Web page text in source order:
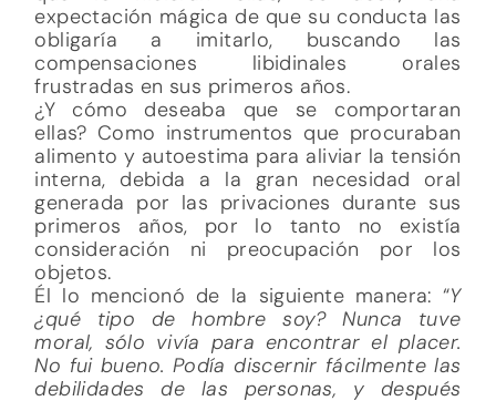
expectación mágica de que su conducta las
obligaría a imitarlo, buscando las
compensaciones libidinales orales
frustradas en sus primeros años.
¿Y cómo deseaba que se comportaran
ellas? Como instrumentos que procuraban
alimento y autoestima para aliviar la tensión
interna, debida a la gran necesidad oral
generada por las privaciones durante sus
primeros años, por lo tanto no existía
consideración ni preocupación por los
objetos.
Él lo mencionó de la siguiente manera: “Y
¿qué tipo de hombre soy? Nunca tuve
moral, sólo vivía para encontrar el placer.
No fui bueno. Podía discernir fácilmente las
debilidades de las personas, y después